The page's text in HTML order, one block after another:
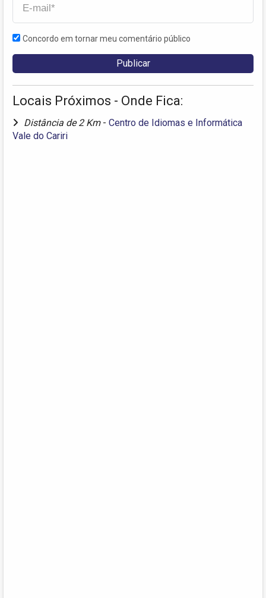
Concordo em tornar meu comentário público
Locais Próximos - Onde Fica:
Distância de 2 Km - Centro de Idiomas e Informática
Vale do Cariri